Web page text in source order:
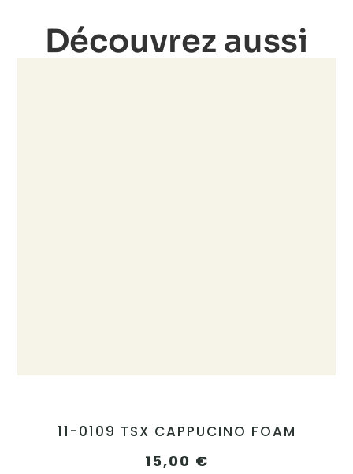
Découvrez aussi
11-0109 TSX CAPPUCINO FOAM
15,00 €